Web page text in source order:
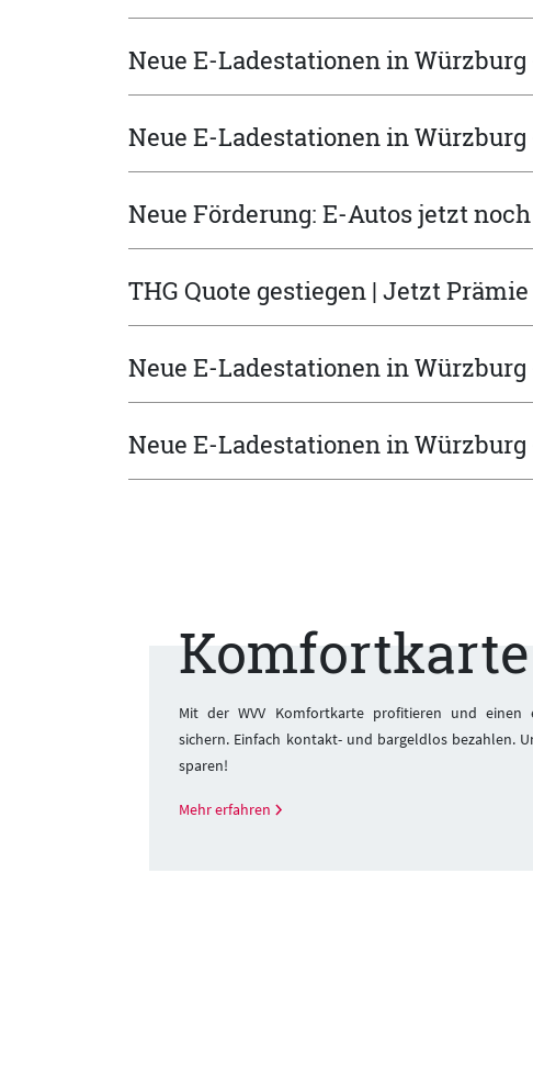
Neue E-Ladestationen in Würzburg
Neue E-Ladestationen in
Neue Förderung: E-Autos jetzt
THG Quote gestiegen | Jetzt
Neue E-Ladestationen in Würzburg
Neue E-Ladestationen in Würzburg
Komfortkarte
Mit der WVV Komfortkarte profitieren und einen
sichern. Einfach kontakt- und bargeldlos bezahlen.
sparen!
Mehr erfahren